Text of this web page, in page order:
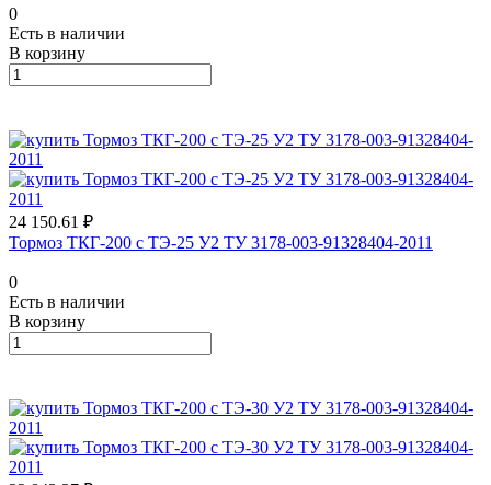
0
Есть в наличии
В корзину
24 150.61 ₽
Тормоз ТКГ-200 с ТЭ-25 У2 ТУ 3178-003-91328404-2011
0
Есть в наличии
В корзину